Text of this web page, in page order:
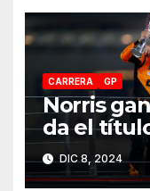
CARRERA GP
Norris
da el
2024 a
DIC 8, 2024